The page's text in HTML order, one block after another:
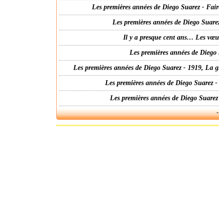
Les premières années de Diego Suarez -
Les premières années de Diego
Il y a presque cent ans… Les
Les premières années de
Les premières années de Diego Suarez - 1919,
Les premières années de Diego
Les premières années de Diego